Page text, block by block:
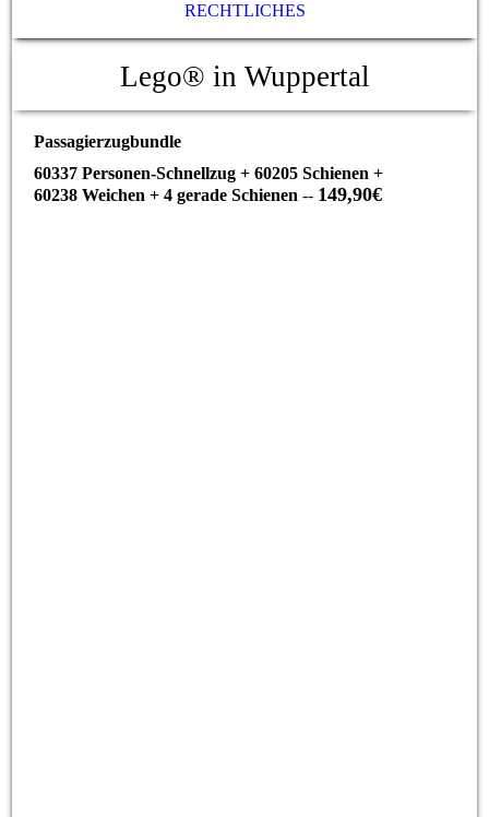
RECHTLICHES
Lego® in Wuppertal
Passagierzugbundle
60337 Personen-Schnellzug + 60205 Schienen +
60238 Weichen + 4 gerade Schienen -- 149,90€